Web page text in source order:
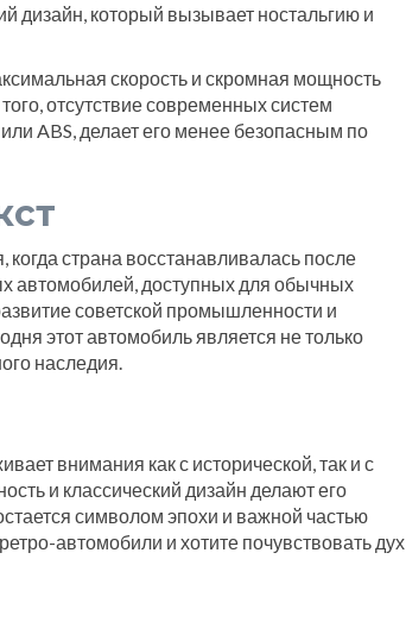
дизайн, который вызывает ностальгию и
скорость и скромная мощность
отсутствие современных систем
ABS, делает его менее безопасным по
страна восстанавливалась после
автомобилей, доступных для обычных
советской промышленности и
этот автомобиль является не только
наследия.
внимания как с исторической, так и с
и классический дизайн делают его
символом эпохи и важной частью
автомобили и хотите почувствовать дух